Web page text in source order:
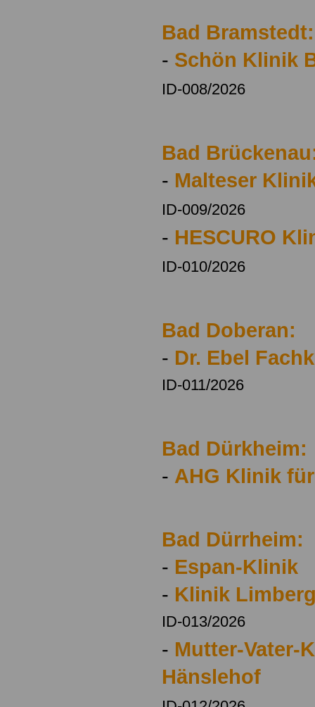
Bad Bramstedt:
- Schön Klinik
ID-008/2026
Bad
- Malteser
ID-009/2026
- HESCURO
ID-010/2026
Bad Doberan:
- Dr. Ebel
ID-011/2026
Bad Dürkheim:
- AHG Klinik
Bad Dürrheim:
- Espan-Klinik
- Klinik
ID-013/2026
- Mutter-Vater-
Hänslehof